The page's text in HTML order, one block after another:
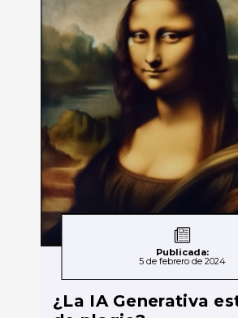
Publicada:
5 de febrero de 2024
¿La IA Generativa